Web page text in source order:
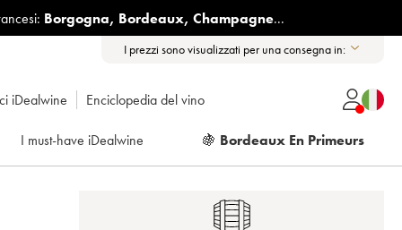
Borgogna, Bordeaux, Champagne...
I prezzi sono visualizzati per una consegna in:
iDealwine Enciclopedia del vino
I must-have iDealwine 🍇 Bordeaux En Primeurs